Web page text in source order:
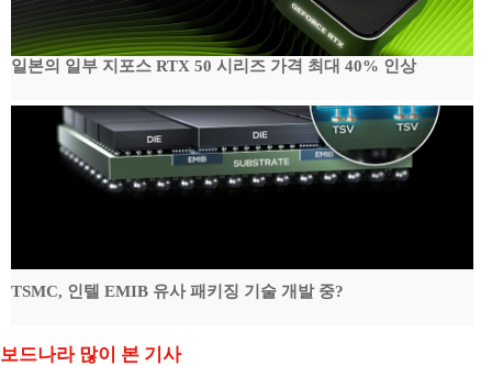
일본의 일부 지포스 RTX 50 시리즈 가격 최대 40% 인상
TSMC, 인텔 EMIB 유사 패키징 기술 개발 중?
보드나라 많이 본 기사